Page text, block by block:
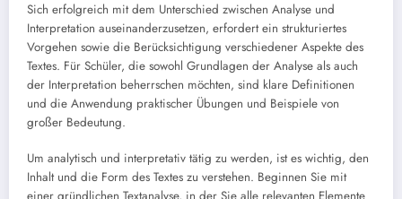
Sich erfolgreich mit dem Unterschied zwischen Analyse und
Interpretation auseinanderzusetzen, erfordert ein strukturiertes
Vorgehen sowie die Berücksichtigung verschiedener Aspekte des
Textes. Für Schüler, die sowohl Grundlagen der Analyse als auch
der Interpretation beherrschen möchten, sind klare Definitionen
und die Anwendung praktischer Übungen und Beispiele von
großer Bedeutung.
Um analytisch und interpretativ tätig zu werden, ist es wichtig, den
Inhalt und die Form des Textes zu verstehen. Beginnen Sie mit